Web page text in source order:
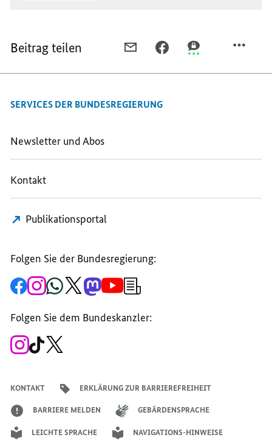
Beitrag teilen
MAIL
MIGRATION
TEILEN, TEILEN,
SERVICES DER BUNDESREGIERUNG
Newsletter und Abos
Kontakt
Publikationsportal
Folgen Sie der Bundesregierung:
Zur
Facebook-
Bundesregierung
Zum
Instagram-
der
Bundesregierung
Zum
WhatsApp-
der
Bundesregierung
Zum
X-
Regierungssprechers
Zum
Mastodon-
der
Bundesregierung
Zum
YouTube-
Bundesregierung
Anmeldung
Folgen Sie dem Bundeskanzler:
Zum
Instagram-
Zum
TikTok-
KONTAKT ERKLÄRUNG ZUR BARRIEREFREIHEIT
BARRIERE MELDEN GEBÄRDENSPRACHE
LEICHTE SPRACHE NAVIGATIONS-HINWEISE